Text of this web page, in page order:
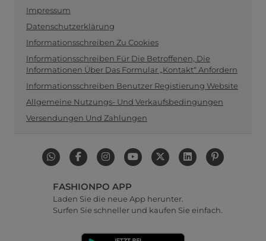
Impressum
Datenschutzerklärung
Informationsschreiben Zu Cookies
Informationsschreiben Für Die Betroffenen, Die
Informationen Über Das Formular „Kontakt“ Anfordern
Informationsschreiben Benutzer Registierung Website
Allgemeine Nutzungs- Und Verkaufsbedingungen
Versendungen Und Zahlungen
FASHIONPO APP
Laden Sie die neue App herunter.
Surfen Sie schneller und kaufen Sie einfach.